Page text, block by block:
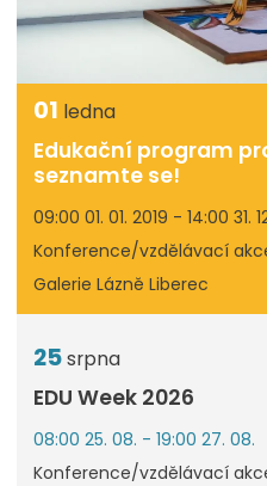
01 ledna
Edukační program
seznamte se!
09:00 01. 01. 2019 - 14:00 31.
Konference/vzdělávací
Galerie Lázně Liberec
25srpna
EDU Week 2026
08:00 25. 08. - 19:00 27. 08.
Konference/vzdělávací